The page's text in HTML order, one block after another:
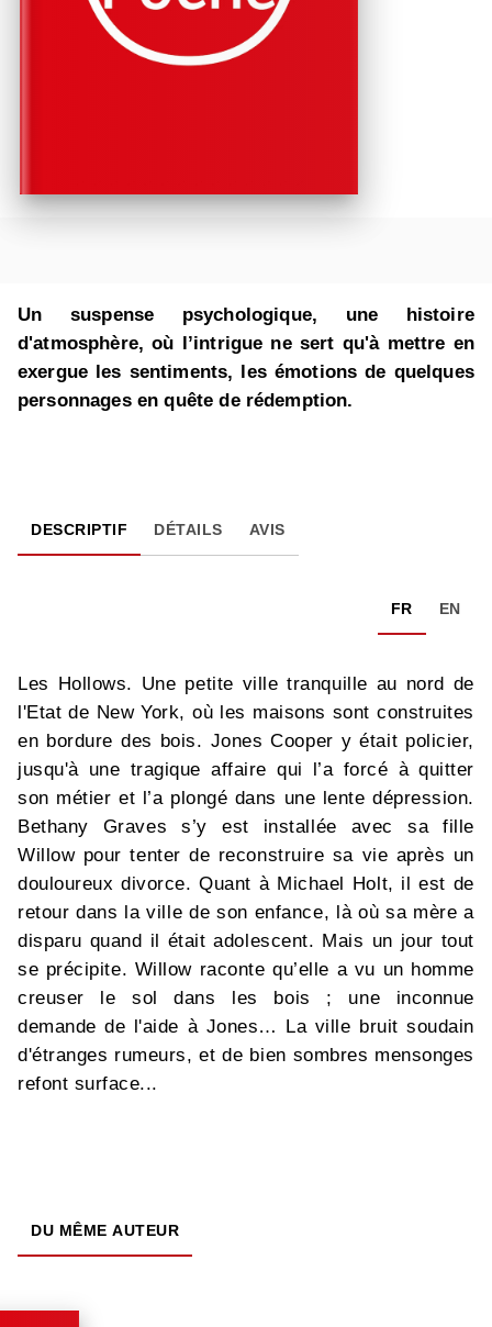
Un suspense psychologique, une histoire
d'atmosphère, où l’intrigue ne sert qu'à mettre en
exergue les sentiments, les émotions de quelques
personnages en quête de rédemption.
DESCRIPTIF DÉTAILS AVIS
FR EN
Les Hollows. Une petite ville tranquille au nord de
l'Etat de New York, où les maisons sont construites
en bordure des bois. Jones Cooper y était policier,
jusqu'à une tragique affaire qui l’a forcé à quitter
son métier et l’a plongé dans une lente dépression.
Bethany Graves s’y est installée avec sa fille
Willow pour tenter de reconstruire sa vie après un
douloureux divorce. Quant à Michael Holt, il est de
retour dans la ville de son enfance, là où sa mère a
disparu quand il était adolescent. Mais un jour tout
se précipite. Willow raconte qu’elle a vu un homme
creuser le sol dans les bois ; une inconnue
demande de l'aide à Jones… La ville bruit soudain
d'étranges rumeurs, et de bien sombres mensonges
refont surface...
DU MÊME AUTEUR